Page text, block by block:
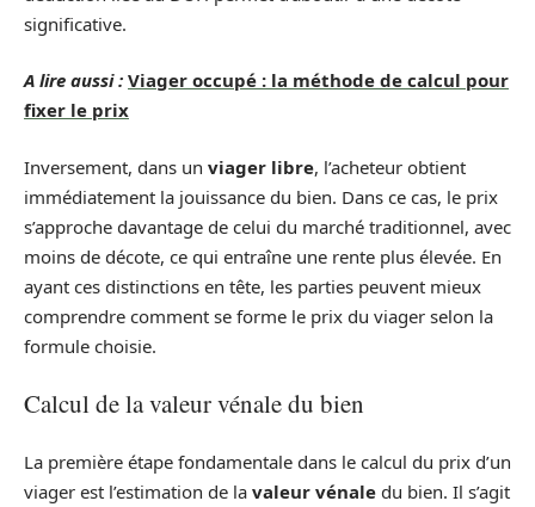
significative.
A lire aussi : Viager occupé : la méthode de calcul pour
fixer le prix
Inversement, dans un viager libre, l’acheteur obtient
immédiatement la jouissance du bien. Dans ce cas, le prix
s’approche davantage de celui du marché traditionnel, avec
moins de décote, ce qui entraîne une rente plus élevée. En
ayant ces distinctions en tête, les parties peuvent mieux
comprendre comment se forme le prix du viager selon la
formule choisie.
Calcul de la valeur vénale du bien
La première étape fondamentale dans le calcul du prix d’un
viager est l’estimation de la valeur vénale du bien. Il s’agit